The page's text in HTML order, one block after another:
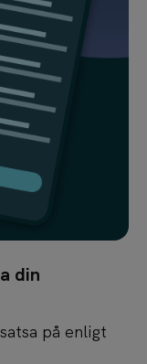
din
på enligt